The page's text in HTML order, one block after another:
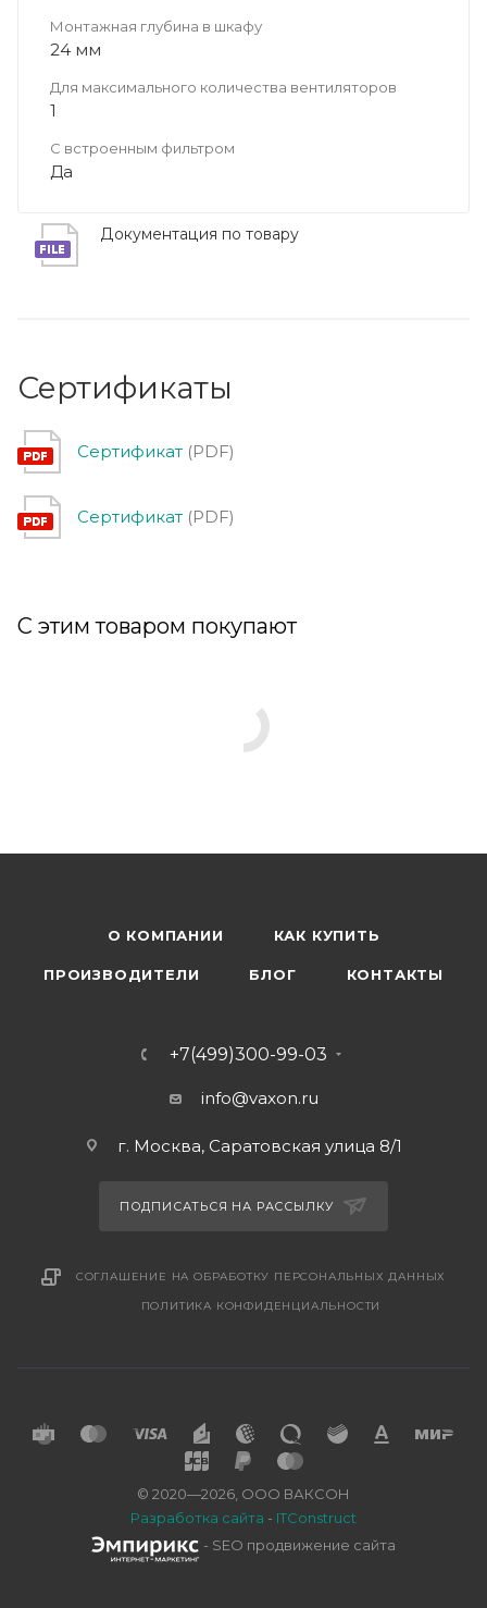
Монтажная глубина в шкафу
24 мм
Для максимального количества вентиляторов
1
С встроенным фильтром
Да
Документация по товару
Сертификаты
Сертификат (PDF)
Сертификат (PDF)
С этим товаром покупают
О КОМПАНИИ КАК КУПИТЬ
ПРОИЗВОДИТЕЛИ БЛОГ КОНТАКТЫ
+7(499)300-99-03
info@vaxon.ru
г. Москва, Саратовская улица 8/1
ПОДПИСАТЬСЯ НА РАССЫЛКУ
СОГЛАШЕНИЕ НА ОБРАБОТКУ ПЕРСОНАЛЬНЫХ ДАННЫХ
ПОЛИТИКА КОНФИДЕНЦИАЛЬНОСТИ
© 2020—2026, ООО ВАКСОН
Разработка сайта - ITConstruct
- SEO продвижение сайта